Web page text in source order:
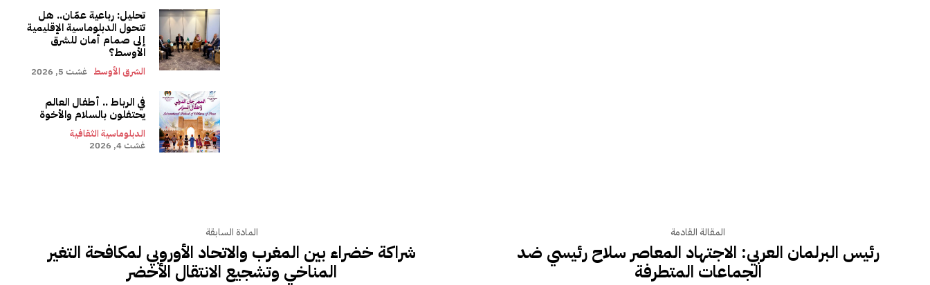
تحليل: رباعية عمّان.. هل
تتحول الدبلوماسية الإقليمية
إلى صمام أمان للشرق
الأوسط؟
الشرق الأوسط غشت 5, 2026
في الرباط .. أطفال العالم
يحتفلون بالسلام والأخوة
الدبلوماسية الثقافية
غشت 4, 2026
المادة السابقة
شراكة خضراء بين المغرب والاتحاد الأوروبي لمكافحة التغير
المناخي وتشجيع الانتقال الأخضر
المقالة القادمة
رئيس البرلمان العربي: الاجتهاد المعاصر سلاح رئيسي ضد
الجماعات المتطرفة